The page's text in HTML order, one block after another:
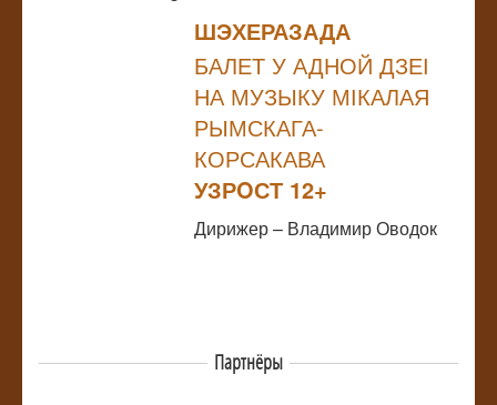
ШЭХЕРАЗАДА
БАЛЕТ У АДНОЙ ДЗЕІ
НА МУЗЫКУ МІКАЛАЯ
РЫМСКАГА-
КОРСАКАВА
УЗРOСТ 12+
Дирижер – Владимир Оводок
Партнёры